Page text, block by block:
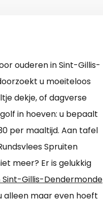
ouderen in Sint-Gillis-
u moeiteloos
dekje, of dagverse
in hoeven: u bepaalt
per maaltijd. Aan tafel
Spruiten
meer? Er is gelukkig
Gillis-Dendermonde
alleen maar even hoeft